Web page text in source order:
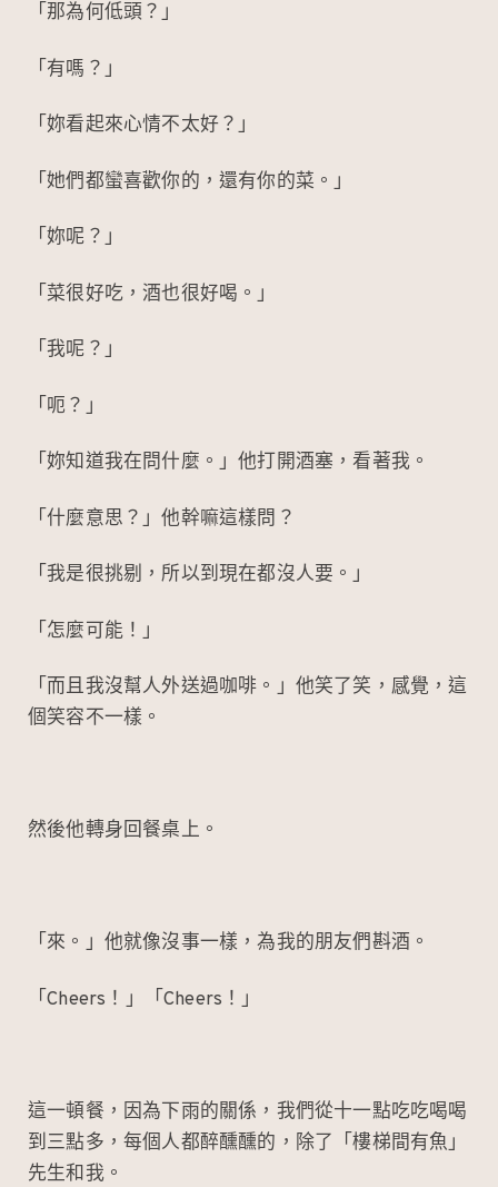
「那為何低頭？」
「有嗎？」
「妳看起來心情不太好？」
「她們都蠻喜歡你的，還有你的菜。」
「妳呢？」
「菜很好吃，酒也很好喝。」
「我呢？」
「呃？」
「妳知道我在問什麼。」他打開酒塞，看著我。
「什麼意思？」他幹嘛這樣問？
「我是很挑剔，所以到現在都沒人要。」
「怎麼可能！」
「而且我沒幫人外送過咖啡。」他笑了笑，感覺，這
個笑容不一樣。
然後他轉身回餐桌上。
「來。」他就像沒事一樣，為我的朋友們斟酒。
「Cheers！」「Cheers！」
這一頓餐，因為下雨的關係，我們從十一點吃吃喝喝
到三點多，每個人都醉醺醺的，除了「樓梯間有魚」
先生和我。